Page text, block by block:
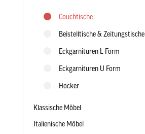
Couchtische
Beistelltische & Zeitungstische
Eckgarnituren L Form
Eckgarnituren U Form
Hocker
Klassische Möbel
Italienische Möbel